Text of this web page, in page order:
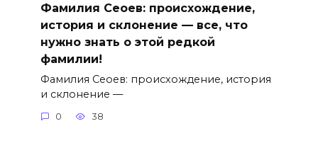
Фамилия Сеоев: происхождение,
история и склонение — все, что
нужно знать о этой редкой
фамилии!
Фамилия Сеоев: происхождение, история
и склонение —
0 38